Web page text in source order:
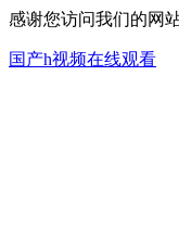
感谢您访问我们的网
国产h视频在线观看